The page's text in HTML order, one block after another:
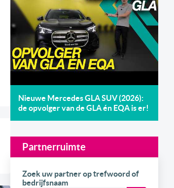
Nieuwe Mercedes GLA SUV (2026):
de opvolger van de GLA én EQA is er!
Partnerruimte
Zoek uw partner op trefwoord of
bedrijfsnaam